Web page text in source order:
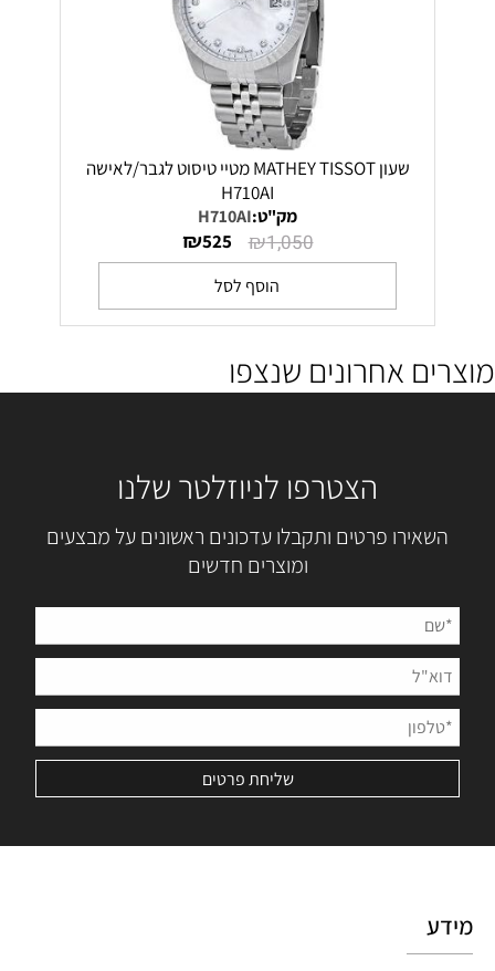
שעון MATHEY TISSOT מטיי טיסוט לגבר/לאישה
H710AI
מק"ט:H710AI
₪1,050
₪525
הוסף לסל
מוצרים אחרונים שנצפו
הצטרפו לניוזלטר שלנו
השאירו פרטים ותקבלו עדכונים ראשונים על מבצעים
ומוצרים חדשים
מידע